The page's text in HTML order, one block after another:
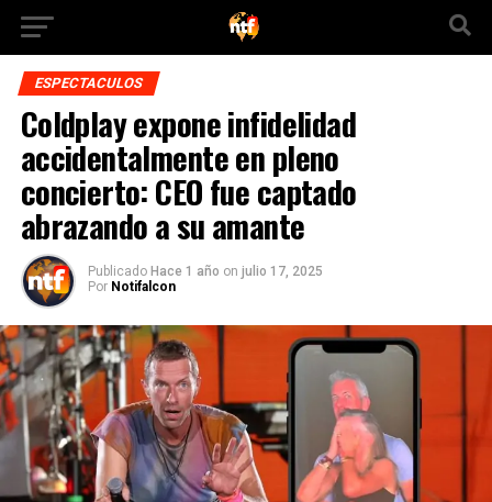
ESPECTACULOS
Coldplay expone infidelidad
accidentalmente en pleno
concierto: CEO fue captado
abrazando a su amante
Publicado Hace 1 año on julio 17, 2025
Por Notifalcon